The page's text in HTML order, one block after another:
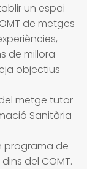
un espai
de metges
de millora
objectius
metge tutor
Sanitària
programa de
del COMT.